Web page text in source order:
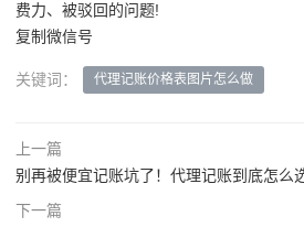
费力、被驳回的问题!
复制微信号
关键词： 代理记账价格表图片怎么做
上一篇
别再被便宜记账坑了！代理记账到底怎么
下一篇